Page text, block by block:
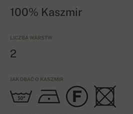
100% Kaszmir
LICZBA WARSTW
2
JAK DBAĆ O KASZMIR